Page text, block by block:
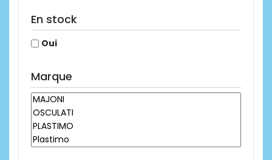
En stock
Oui
Marque